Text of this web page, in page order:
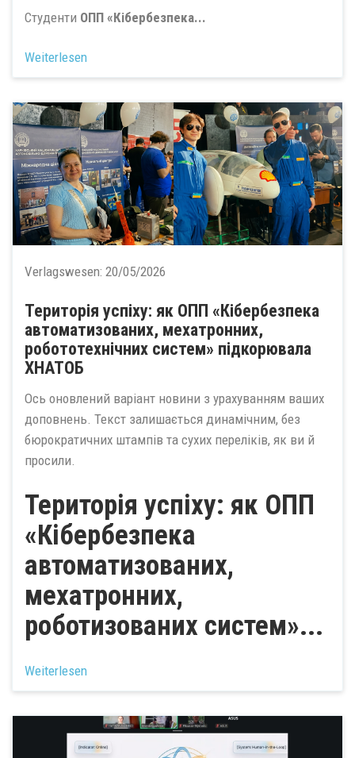
Студенти ОПП «Кібербезпека...
Weiterlesen
Verlagswesen: 20/05/2026
Територія успіху: як ОПП «Кібербезпека
автоматизованих, мехатронних,
робототехнічних систем» підкорювала
ХНАТОБ
Ось оновлений варіант новини з урахуванням ваших
доповнень. Текст залишається динамічним, без
бюрократичних штампів та сухих переліків, як ви й
просили.
Територія успіху: як ОПП
«Кібербезпека
автоматизованих,
мехатронних,
роботизованих систем»...
Weiterlesen